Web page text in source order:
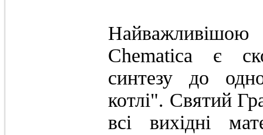
Chematica є
синтезу до
котлі". Святий
всі вихідні